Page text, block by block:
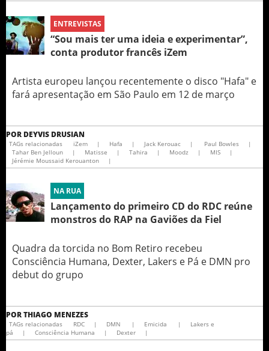
ENTREVISTAS
“Sou mais ter uma ideia e experimentar”,
conta produtor francês iZem
Artista europeu lançou recentemente o disco "Hafa" e
fará apresentação em São Paulo em 12 de março
POR DEYVIS DRUSIAN
TAGs relacionadas iZem | Hafa | Jack Kerouac | Paul Bowles
|
Tahar Ben Jelloun
| Matisse | Tahira | Moodz | MIS
|
Jérémie Moussaid Kerouanton
|
NA RUA
Lançamento do primeiro CD do RDC reúne
monstros do RAP na Gaviões da Fiel
Quadra da torcida no Bom Retiro recebeu
Consciência Humana, Dexter, Lakers e Pá e DMN pro
debut do grupo
PORTHIAGO MENEZES
TAGs relacionadas RDC | DMN | Emicida |
Lakers e
pá
| Consciência Humana | Dexter |